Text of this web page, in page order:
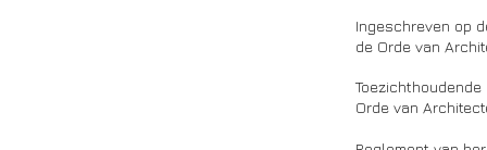
Ingeschreven op
de Orde van
Orde van